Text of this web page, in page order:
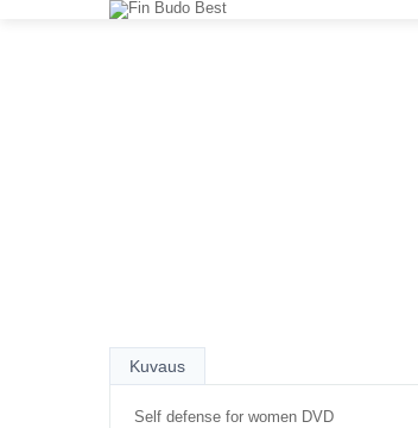
Kuvaus
Self defense for women DVD